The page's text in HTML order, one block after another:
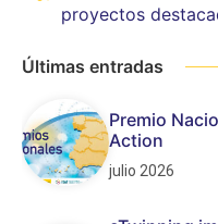
proyectos
Últimas entradas
Premio
Action
julio 2026